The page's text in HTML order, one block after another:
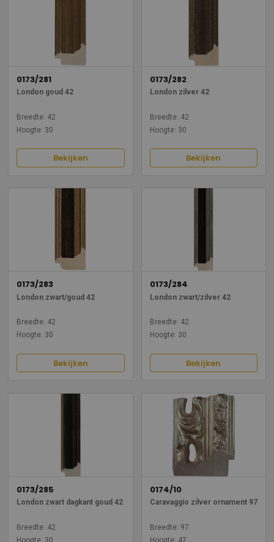
0173/281
London goud 42
Breedte: 42
Hoogte: 30
Bekijken
0173/282
London zilver 42
Breedte: 42
Hoogte: 30
Bekijken
0173/283
London zwart/goud 42
Breedte: 42
Hoogte: 30
Bekijken
0173/284
London zwart/zilver 42
Breedte: 42
Hoogte: 30
Bekijken
0173/285
London zwart dagkant goud 42
Breedte: 42
Hoogte: 30
0174/10
Caravaggio zilver ornament 97
Breedte: 97
Hoogte: 47